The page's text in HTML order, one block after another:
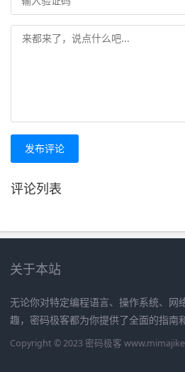
发布评论
评论列表
关于本站
无论你对特定编程语言、操作系统、网
趣，密码极客都为你提供了全面的指南
Copyright © 2023 密码极客